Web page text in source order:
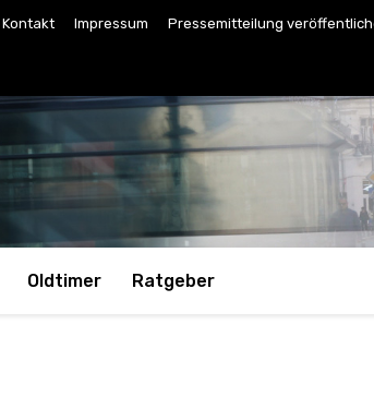
Kontakt Impressum Pressemitteilung
Oldtimer Ratgeber